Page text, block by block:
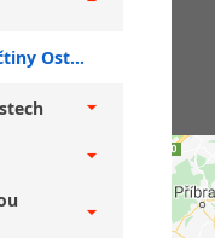
Firemní kurzy angličtiny Ostrava + středně pokročilí